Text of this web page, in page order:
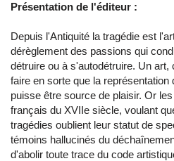
Présentation de l'éditeur :
Depuis l'Antiquité la tragédie est
dérèglement des passions qui
détruire ou à s'autodétruire. Un
faire en sorte que la représentation
puisse être source de plaisir. Or
français du XVIIe siècle, voulant
tragédies oublient leur statut de
témoins hallucinés du
d'abolir toute trace du code